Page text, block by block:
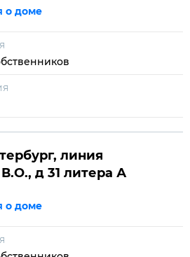
о доме
линия
д 31 литера А
о доме